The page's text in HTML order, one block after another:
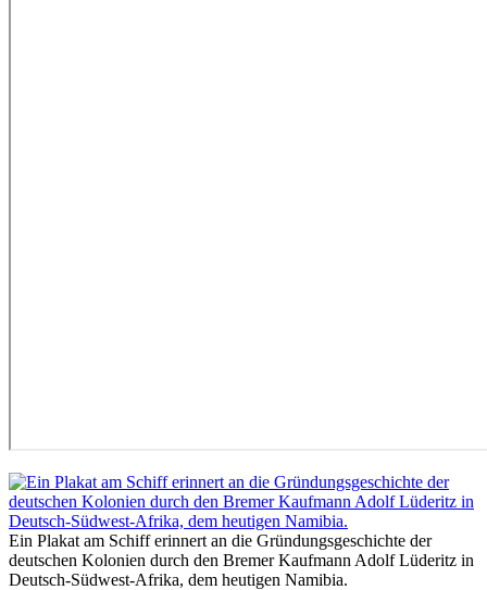
Ein Plakat am Schiff erinnert an die Gründungsgeschichte der
deutschen Kolonien durch den Bremer Kaufmann Adolf Lüderitz in
Deutsch-Südwest-Afrika, dem heutigen Namibia.